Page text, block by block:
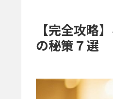
【完全攻略
の秘策７選